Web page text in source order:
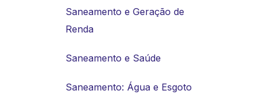
Saneamento e Geração de
Renda
Saneamento e Saúde
Saneamento: Água e Esgoto